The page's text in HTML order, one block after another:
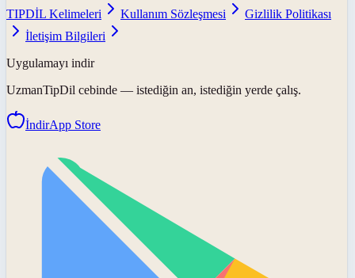
TIPDİL Kelimeleri
Kullanım Sözleşmesi
Gizlilik Politikası
İletişim Bilgileri
Uygulamayı indir
UzmanTipDil cebinde — istediğin an, istediğin yerde çalış.
İndirApp Store